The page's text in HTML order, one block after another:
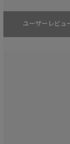
ユーザーレビュ